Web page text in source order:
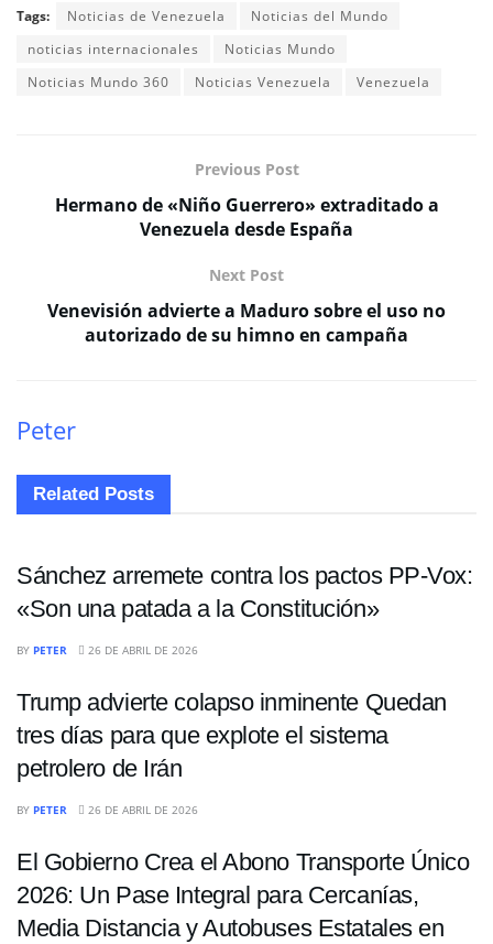
Tags: Noticias de Venezuela
Noticias del Mundo
noticias internacionales
Noticias Mundo
Noticias Mundo 360
Noticias Venezuela Venezuela
Previous Post
Hermano de «Niño Guerrero» extraditado a
Venezuela desde España
Next Post
Venevisión advierte a Maduro sobre el uso no
autorizado de su himno en campaña
Peter
Related Posts
INTERNACIONALES
Sánchez arremete contra los pactos PP-Vox:
«Son una patada a la Constitución»
BY PETER 26 DE ABRIL DE 2026
Trump advierte colapso inminente Quedan
tres días para que explote el sistema
petrolero de Irán
BY PETER 26 DE ABRIL DE 2026
El Gobierno Crea el Abono Transporte Único
2026: Un Pase Integral para Cercanías,
Media Distancia y Autobuses Estatales en